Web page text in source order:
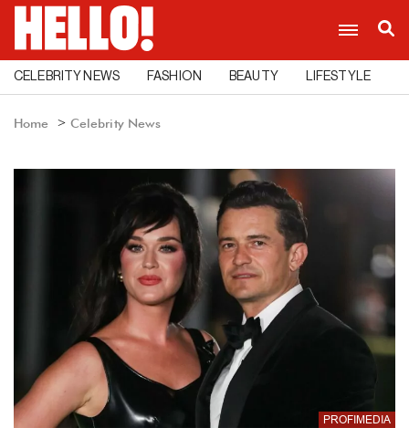
CELEBRITY NEWS FASHION BEAUTY LIFESTYLE
Home Celebrity News
PROFIMEDIA